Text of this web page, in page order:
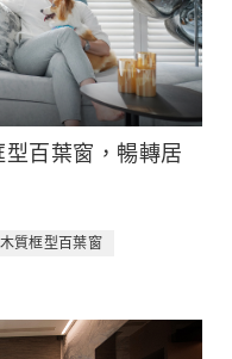
百葉窗，暢轉居
木質框型百葉窗